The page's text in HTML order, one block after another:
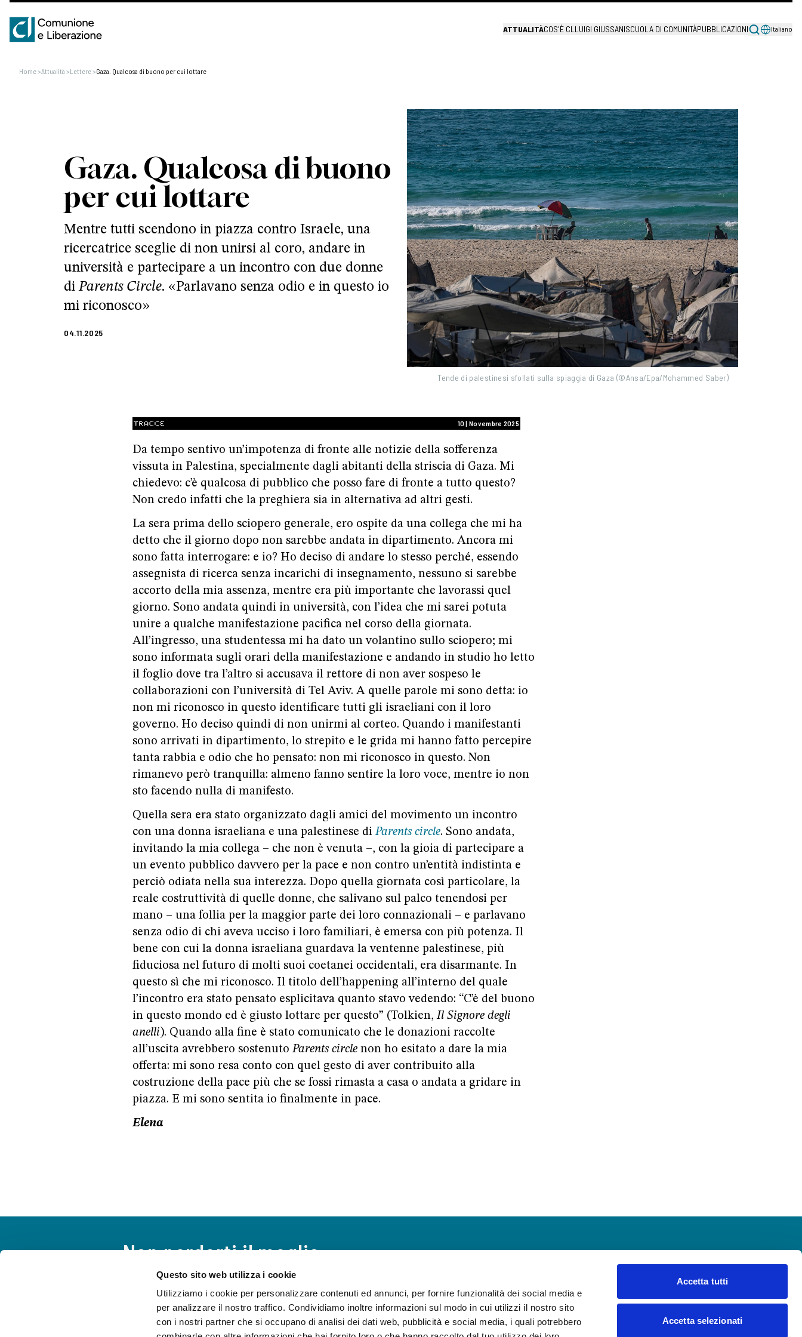
Questo sito web utilizza i cookie
Utilizziamo i cookie per personalizzare contenuti ed annunci, per fornire funzionalità dei social media e
per analizzare il nostro traffico. Condividiamo inoltre informazioni sul modo in cui utilizzi il nostro sito
con i nostri partner che si occupano di analisi dei dati web, pubblicità e social media, i quali potrebbero
Accetta tutti
Accetta selezionati
ATTUALITÀCOS'È CL LUIGI GIUSSANISCUOLA DI COMUNITÀPUBBLICAZIONI Italiano
Home>Attualità >Lettere>Gaza. Qualcosa di buono per cui lottare
Gaza. Qualcosa di buono
per cui lottare
Mentre tutti scendono in piazza contro Israele, una
ricercatrice sceglie di non unirsi al coro, andare in
università e partecipare a un incontro con due donne
diParents Circle. «Parlavano senza odio e in questo io
mi riconosco»
04.11.2025
Tende di palestinesi sfollati sulla spiaggia di Gaza (©Ansa/Epa/Mohammed Saber)
10 | Novembre 2025
Da tempo sentivo un’impotenza di fronte alle notizie della sofferenza
vissuta in Palestina, specialmente dagli abitanti della striscia di Gaza. Mi
chiedevo: c’è qualcosa di pubblico che posso fare di fronte a tutto questo?
Non credo infatti che la preghiera sia in alternativa ad altri gesti.
La sera prima dello sciopero generale, ero ospite da una collega che mi ha
detto che il giorno dopo non sarebbe andata in dipartimento. Ancora mi
sono fatta interrogare: e io? Ho deciso di andare lo stesso perché, essendo
assegnista di ricerca senza incarichi di insegnamento, nessuno si sarebbe
accorto della mia assenza, mentre era più importante che lavorassi quel
giorno. Sono andata quindi in università, con l’idea che mi sarei potuta
unire a qualche manifestazione pacifica nel corso della giornata.
All’ingresso, una studentessa mi ha dato un volantino sullo sciopero; mi
sono informata sugli orari della manifestazione e andando in studio ho letto
il foglio dove tra l’altro si accusava il rettore di non aver sospeso le
collaborazioni con l’università di Tel Aviv. A quelle parole mi sono detta: io
non mi riconosco in questo identificare tutti gli israeliani con il loro
governo. Ho deciso quindi di non unirmi al corteo. Quando i manifestanti
sono arrivati in dipartimento, lo strepito e le grida mi hanno fatto percepire
tanta rabbia e odio che ho pensato: non mi riconosco in questo. Non
rimanevo però tranquilla: almeno fanno sentire la loro voce, mentre io non
sto facendo nulla di manifesto.
Quella sera era stato organizzato dagli amici del movimento un incontro
con una donna israeliana e una palestinese diParents circle. Sono andata,
invitando la mia collega – che non è venuta –, con la gioia di partecipare a
un evento pubblico davvero per la pace e non contro un’entità indistinta e
perciò odiata nella sua interezza. Dopo quella giornata così particolare, la
reale costruttività di quelle donne, che salivano sul palco tenendosi per
mano – una follia per la maggior parte dei loro connazionali – e parlavano
senza odio di chi aveva ucciso i loro familiari, è emersa con più potenza. Il
bene con cui la donna israeliana guardava la ventenne palestinese, più
fiduciosa nel futuro di molti suoi coetanei occidentali, era disarmante. In
questo sì che mi riconosco. Il titolo dell’happening all’interno del quale
l’incontro era stato pensato esplicitava quanto stavo vedendo: “C’è del buono
in questo mondo ed è giusto lottare per questo” (Tolkien,Il Signore degli
anelli ). Quando alla fine è stato comunicato che le donazioni raccolte
all’uscita avrebbero sostenutoParents circle non ho esitato a dare la mia
offerta: mi sono resa conto con quel gesto di aver contribuito alla
costruzione della pace più che se fossi rimasta a casa o andata a gridare in
piazza. E mi sono sentita io finalmente in pace.
Elena
Non perderti il meglio
Uno sguardo curioso e attento sul mondo e
tutto ciò che ti serve per stare aggiornato sulla
vita del Movimento.
Iscriviti alla newsletter